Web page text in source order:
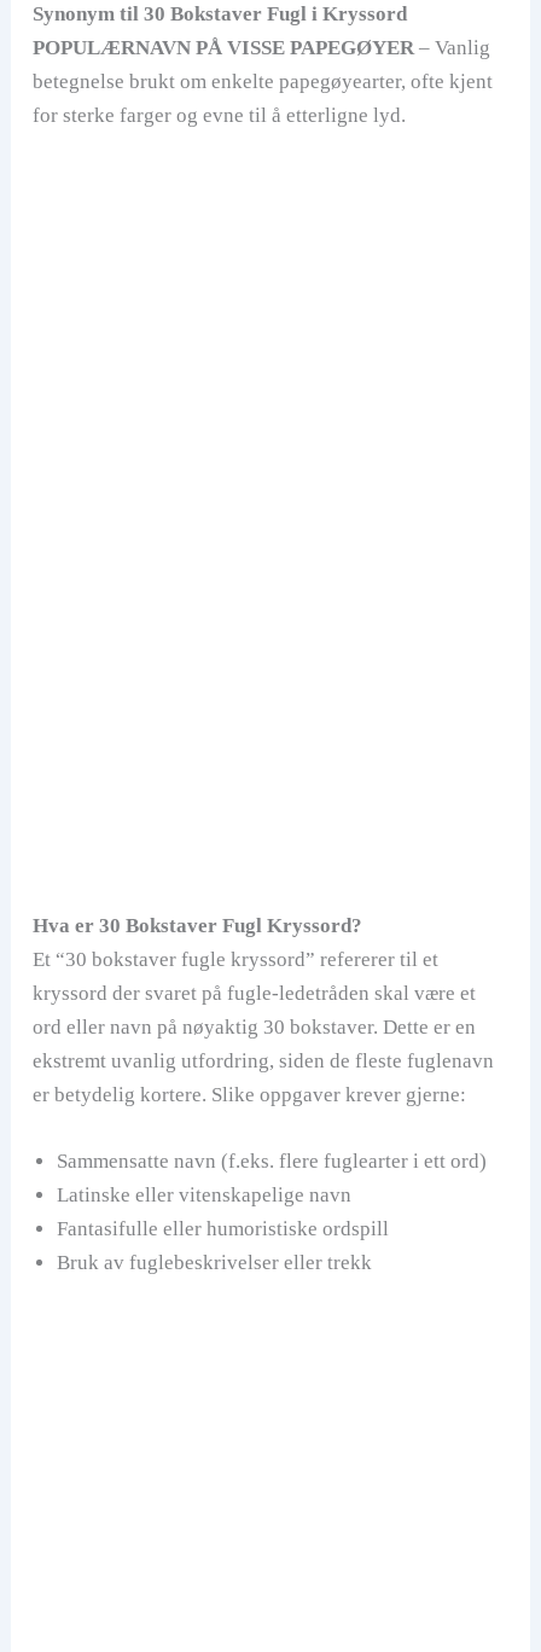
Synonym til 30 Bokstaver Fugl i Kryssord
POPULÆRNAVN PÅ VISSE PAPEGØYER– Vanlig
betegnelse brukt om enkelte papegøyearter, ofte kjent
for sterke farger og evne til å etterligne lyd.
Hva er 30 Bokstaver Fugl Kryssord?
Et “30 bokstaver fugle kryssord” refererer til et
kryssord der svaret på fugle-ledetråden skal være et
ord eller navn på nøyaktig 30 bokstaver. Dette er en
ekstremt uvanlig utfordring, siden de fleste fuglenavn
er betydelig kortere. Slike oppgaver krever gjerne:
Sammensatte navn (f.eks. flere fuglearter i ett ord)
Latinske eller vitenskapelige navn
Fantasifulle eller humoristiske ordspill
Bruk av fuglebeskrivelser eller trekk